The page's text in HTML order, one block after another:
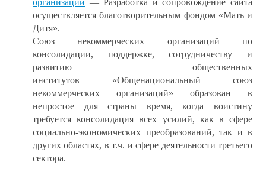
организаций — Разработка и сопровождение сайта
осуществляется благотворительным фондом «Мать и
Дитя».
Союз некоммерческих организаций по
консолидации, поддержке, сотрудничеству и
развитию общественных
институтов «Общенациональный союз
некоммерческих организаций» образован в
непростое для страны время, когда воистину
требуется консолидация всех усилий, как в сфере
социально-экономических преобразований, так и в
других областях, в т.ч. и сфере деятельности третьего
сектора.